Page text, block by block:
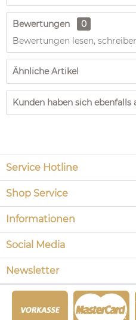
Bewertungen
0
Bewertungen lesen,
Ähnliche Artikel
Kunden haben sich ebenfalls
Service Hotline
Shop Service
Informationen
Social Media
Newsletter